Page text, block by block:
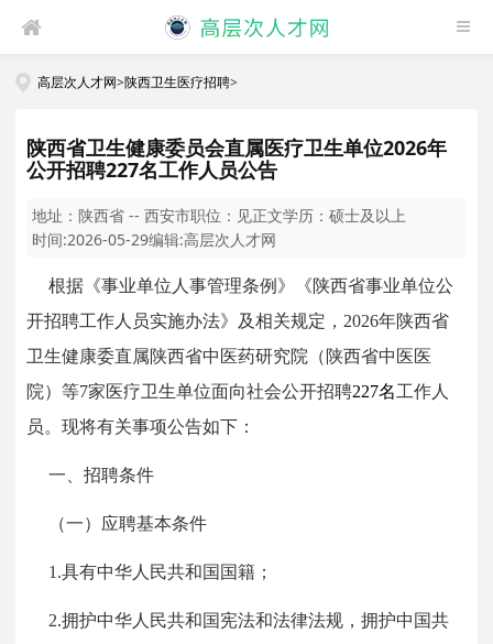
高层次人才网>陕西卫生医疗招聘>
陕西省卫生健康委员会直属医疗卫生单位2026年
公开招聘227名工作人员公告
地址：陕西省 -- 西安市职位： 见正文学历：硕士及以上
时间:2026-05-29编辑:高层次人才网
根据《事业单位人事管理条例》《陕西省事业单位公
开招聘工作人员实施办法》及相关规定，2026年陕西省
卫生健康委直属陕西省中医药研究院（陕西省中医医
院）等7家医疗卫生单位面向社会公开招聘227名工作人
员。现将有关事项公告如下：
一、招聘条件
（一）应聘基本条件
1.具有中华人民共和国国籍；
2.拥护中华人民共和国宪法和法律法规，拥护中国共